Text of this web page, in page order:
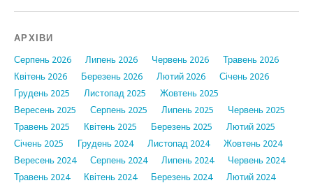
АРХІВИ
Серпень 2026 Липень 2026 Червень 2026
Травень 2026
Квітень 2026
Березень 2026 Лютий 2026
Січень 2026
Грудень 2025
Листопад 2025
Жовтень 2025
Вересень 2025
Серпень 2025 Липень 2025
Червень 2025
Травень 2025
Квітень 2025 Березень 2025
Лютий 2025
Січень 2025
Грудень 2024 Листопад 2024
Жовтень 2024
Вересень 2024
Серпень 2024 Липень 2024
Червень 2024
Травень 2024
Квітень 2024 Березень 2024
Лютий 2024